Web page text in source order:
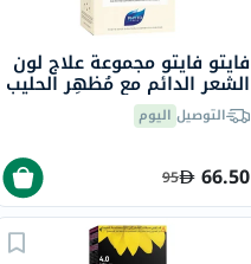
فايتو فايتو مجموعة علاج لون
الشعر الدائم مع مُظهِر الحليب
بنيالتوصيل اليوم
66.50
95